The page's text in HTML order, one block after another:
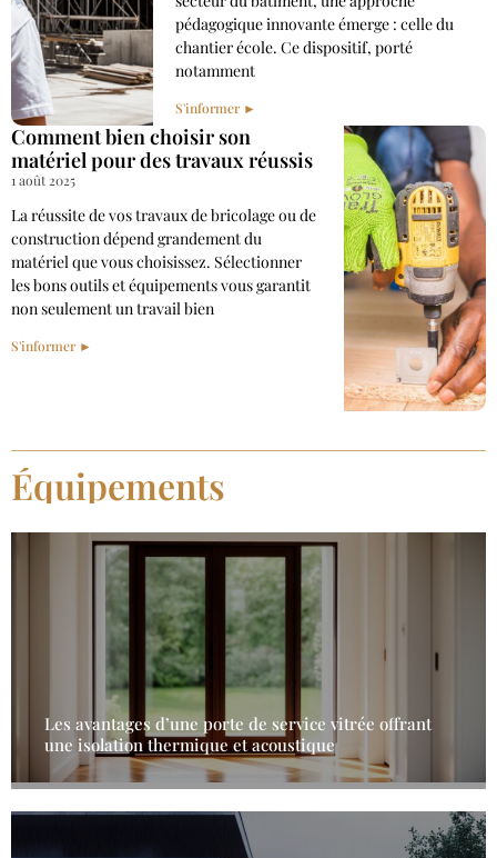
pédagogique innovante émerge : celle du
chantier école. Ce dispositif, porté
notamment
S'informer ►
Comment bien choisir son
matériel pour des travaux réussis
1 août 2025
La réussite de vos travaux de bricolage ou de
construction dépend grandement du
matériel que vous choisissez. Sélectionner
les bons outils et équipements vous garantit
non seulement un travail bien
S'informer ►
Équipements
Les avantages d’une porte de service vitrée offrant
une isolation thermique et acoustique